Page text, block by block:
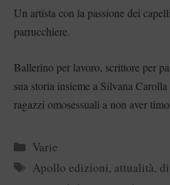
Un artista con la passione dei
parrucchiere.
Ballerino per lavoro, scrittore per
sua storia insieme a Silvana
ragazzi omosessuali a non aver
Categorie
Varie
Tag
Apollo edizioni, attualità,